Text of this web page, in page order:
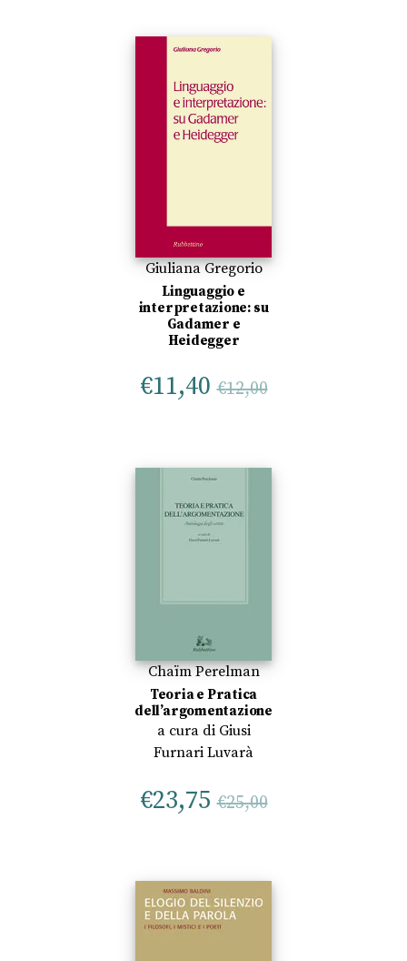
Giuliana Gregorio
Linguaggio e
interpretazione: su
Gadamer e
Heidegger
€11,40 €12,00
Chaïm Perelman
Teoria e Pratica
dell’argomentazione
a cura di Giusi
Furnari Luvarà
€23,75 €25,00